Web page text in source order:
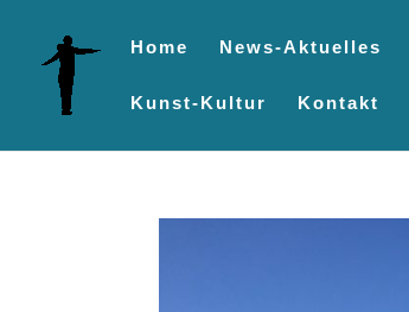
Home News-Aktuelles
Kunst-Kultur Kontakt